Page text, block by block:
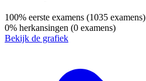
100% eerste examens (1035 examens)
0% herkansingen (0 examens)
Bekijk de grafiek